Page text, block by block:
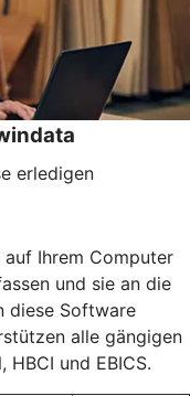
erledigen
Ihrem Computer
und sie an die
diese Software
alle gängigen
und EBICS.